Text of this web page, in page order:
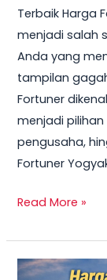
Terbaik Harga
menjadi salah
Anda yang
tampilan
Fortuner
menjadi
pengusaha,
Fortuner
Promo,
DP
Ringan
&
Cicilan
Mulai
10
Jutaan
Read More »
TERBARU